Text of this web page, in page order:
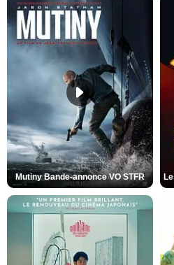
Mutiny Bande-annonce VO STFR